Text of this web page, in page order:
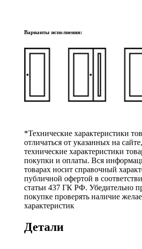
Варианты исполнения:
*Технические характеристики
отличаться от указанных на
технические характеристики
покупки и оплаты. Вся
товарах носит справочный
публичной офертой в
статьи 437 ГК РФ. Убедительно
покупке проверять наличие
характеристик
Детали